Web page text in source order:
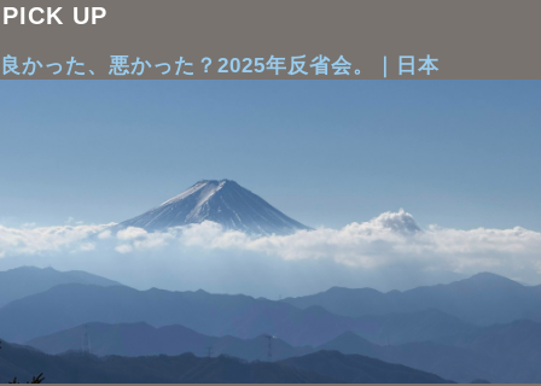
PICK UP
良かった、悪かった？2025年反省会。｜日本